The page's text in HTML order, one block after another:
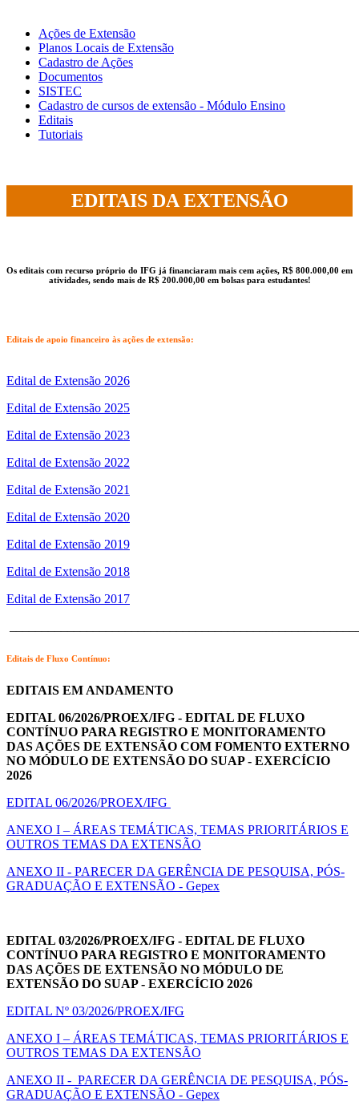
Ações de Extensão
Planos Locais de Extensão
Cadastro de Ações
Documentos
SISTEC
Cadastro de cursos de extensão - Módulo Ensino
Editais
Tutoriais
EDITAIS DA EXTENSÃO
Os editais com recurso próprio do IFG já financiaram mais cem ações, R$ 800.000,00 em
atividades, sendo mais de R$ 200.000,00 em bolsas para estudantes!
Editais de apoio financeiro às ações de extensão:
Edital de Extensão 2026
Edital de Extensão 2025
Edital de Extensão 2023
Edital de Extensão 2022
Edital de Extensão 2021
Edital de Extensão 2020
Edital de Extensão 2019
Edital de Extensão 2018
Edital de Extensão 2017
Editais de Fluxo Contínuo:
EDITAIS EM ANDAMENTO
EDITAL 06/2026/PROEX/IFG - EDITAL DE FLUXO
CONTÍNUO PARA REGISTRO E MONITORAMENTO
DAS AÇÕES DE EXTENSÃO COM FOMENTO EXTERNO
NO MÓDULO DE EXTENSÃO DO SUAP - EXERCÍCIO
2026
EDITAL 06/2026/PROEX/IFG
ANEXO I – ÁREAS TEMÁTICAS, TEMAS PRIORITÁRIOS E
OUTROS TEMAS DA EXTENSÃO
ANEXO II - PARECER DA GERÊNCIA DE PESQUISA, PÓS-
GRADUAÇÃO E EXTENSÃO - Gepex
EDITAL 03/2026/PROEX/IFG - EDITAL DE FLUXO
CONTÍNUO PARA REGISTRO E MONITORAMENTO
DAS AÇÕES DE EXTENSÃO NO MÓDULO DE
EXTENSÃO DO SUAP - EXERCÍCIO 2026
EDITAL Nº 03/2026/PROEX/IFG
ANEXO I – ÁREAS TEMÁTICAS, TEMAS PRIORITÁRIOS E
OUTROS TEMAS DA EXTENSÃO
ANEXO II - PARECER DA GERÊNCIA DE PESQUISA, PÓS-
GRADUAÇÃO E EXTENSÃO - Gepex